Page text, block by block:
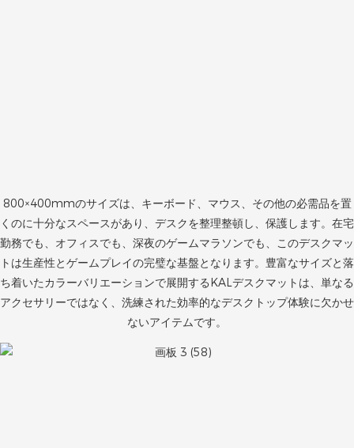
800×400mmのサイズは、キーボード、マウス、その他の必需品を置
くのに十分なスペースがあり、デスクを整理整頓し、保護します。在宅
勤務でも、オフィスでも、深夜のゲームマラソンでも、このデスクマッ
トは生産性とゲームプレイの完璧な基盤となります。豊富なサイズと落
ち着いたカラーバリエーションで展開するKALデスクマットは、単なる
アクセサリーではなく、洗練された効率的なデスクトップ体験に欠かせ
ないアイテムです。